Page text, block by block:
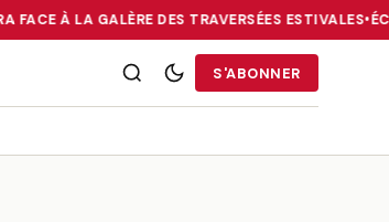
FACE À LA GALÈRE DES TRAVERSÉES ESTIVALES•
FACE À LA GALÈRE DES TRAVERSÉES
S'ABONNER